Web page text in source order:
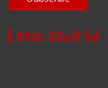
కొలిమి ఫేస్‌బుక్ పేజీ